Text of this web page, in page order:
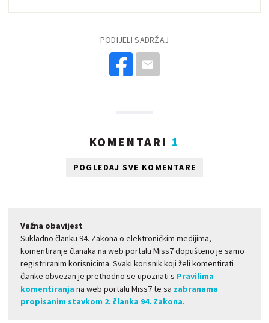
PODIJELI SADRŽAJ
KOMENTARI 1
POGLEDAJ SVE KOMENTARE
Važna obavijest
Sukladno članku 94. Zakona o elektroničkim medijima,
komentiranje članaka na web portalu Miss7 dopušteno je samo
registriranim korisnicima. Svaki korisnik koji želi komentirati
članke obvezan je prethodno se upoznati s Pravilima
komentiranja na web portalu Miss7 te sa zabranama
propisanim stavkom 2. članka 94. Zakona.